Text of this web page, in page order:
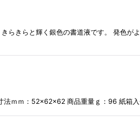
らきらと輝く銀色の書道液です。 発色
ｍｍ：52×62×62 商品重量ｇ：96 紙箱